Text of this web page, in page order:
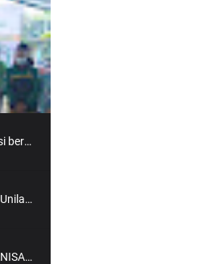
KMNU Unila lakukan kolaborasi bersama KMNU UGM
Tanamkan Kepedulian, KMNU Unila Adakan Santunan Anak Yatim
ARTI LAMBANG/ LOGO ORGANISASI KMNU UNILA